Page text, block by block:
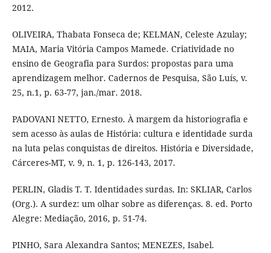
2012.
OLIVEIRA, Thabata Fonseca de; KELMAN, Celeste Azulay;
MAIA, Maria Vitória Campos Mamede. Criatividade no
ensino de Geografia para Surdos: propostas para uma
aprendizagem melhor. Cadernos de Pesquisa, São Luís, v.
25, n.1, p. 63-77, jan./mar. 2018.
PADOVANI NETTO, Ernesto. À margem da historiografia e
sem acesso às aulas de História: cultura e identidade surda
na luta pelas conquistas de direitos. História e Diversidade,
Cárceres-MT, v. 9, n. 1, p. 126-143, 2017.
PERLIN, Gladis T. T. Identidades surdas. In: SKLIAR, Carlos
(Org.). A surdez: um olhar sobre as diferenças. 8. ed. Porto
Alegre: Mediação, 2016, p. 51-74.
PINHO, Sara Alexandra Santos; MENEZES, Isabel.